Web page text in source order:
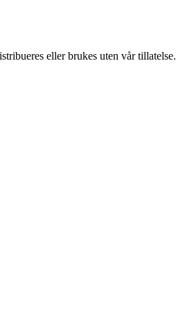
eller brukes uten vår tillatelse.